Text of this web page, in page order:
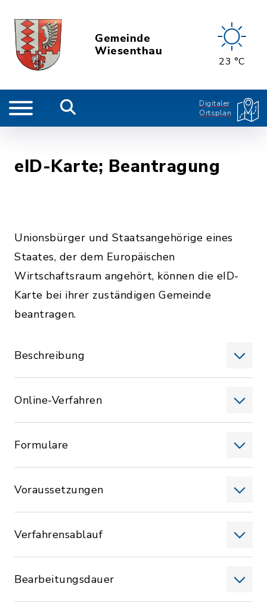
Gemeinde
Wiesenthau
23 °C
Digitaler
Ortsplan
eID-Karte; Beantragung
Unionsbürger und Staatsangehörige eines
Staates, der dem Europäischen
Wirtschaftsraum angehört, können die eID-
Karte bei ihrer zuständigen Gemeinde
beantragen.
Beschreibung
Online-Verfahren
Formulare
Voraussetzungen
Verfahrensablauf
Bearbeitungsdauer